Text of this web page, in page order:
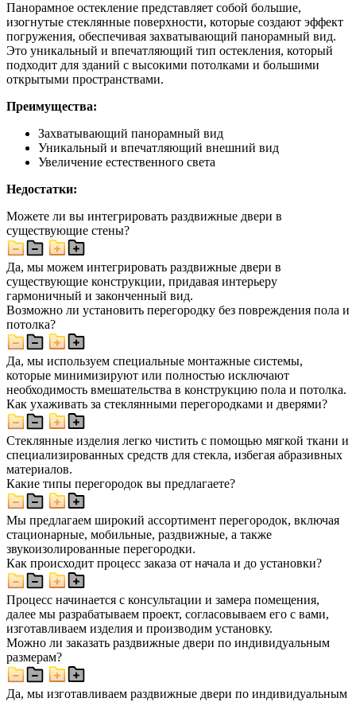
Панорамное остекление представляет собой большие,
изогнутые стеклянные поверхности, которые создают эффект
погружения, обеспечивая захватывающий панорамный вид.
Это уникальный и впечатляющий тип остекления, который
подходит для зданий с высокими потолками и большими
открытыми пространствами.
Преимущества:
Захватывающий панорамный вид
Уникальный и впечатляющий внешний вид
Увеличение естественного света
Недостатки:
Можете ли вы интегрировать раздвижные двери в
существующие стены?
Да, мы можем интегрировать раздвижные двери в
существующие конструкции, придавая интерьеру
гармоничный и законченный вид.
Возможно ли установить перегородку без повреждения пола и
потолка?
Да, мы используем специальные монтажные системы,
которые минимизируют или полностью исключают
необходимость вмешательства в конструкцию пола и потолка.
Как ухаживать за стеклянными перегородками и дверями?
Стеклянные изделия легко чистить с помощью мягкой ткани и
специализированных средств для стекла, избегая абразивных
материалов.
Какие типы перегородок вы предлагаете?
Мы предлагаем широкий ассортимент перегородок, включая
стационарные, мобильные, раздвижные, а также
звукоизолированные перегородки.
Как происходит процесс заказа от начала и до установки?
Процесс начинается с консультации и замера помещения,
далее мы разрабатываем проект, согласовываем его с вами,
изготавливаем изделия и производим установку.
Можно ли заказать раздвижные двери по индивидуальным
размерам?
Да, мы изготавливаем раздвижные двери по индивидуальным